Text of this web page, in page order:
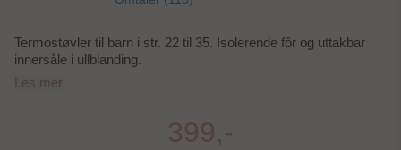
Termostøvler til barn i str. 22 til 35. Isolerende fôr og uttakbar
innersåle i ullblanding.
Les mer
399,-